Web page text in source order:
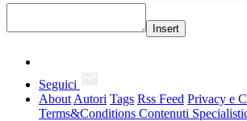
Insert
Seguici
About Autori Tags Rss Feed Privacy e
Terms&Conditions Contenuti